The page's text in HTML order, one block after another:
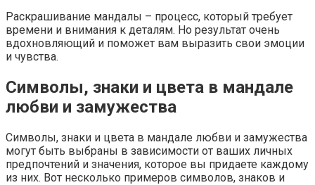
Раскрашивание мандалы – процесс, который требует
времени и внимания к деталям. Но результат очень
вдохновляющий и поможет вам выразить свои эмоции
и чувства.
Символы, знаки и цвета в мандале
любви и замужества
Символы, знаки и цвета в мандале любви и замужества
могут быть выбраны в зависимости от ваших личных
предпочтений и значения, которое вы придаете каждому
из них. Вот несколько примеров символов, знаков и